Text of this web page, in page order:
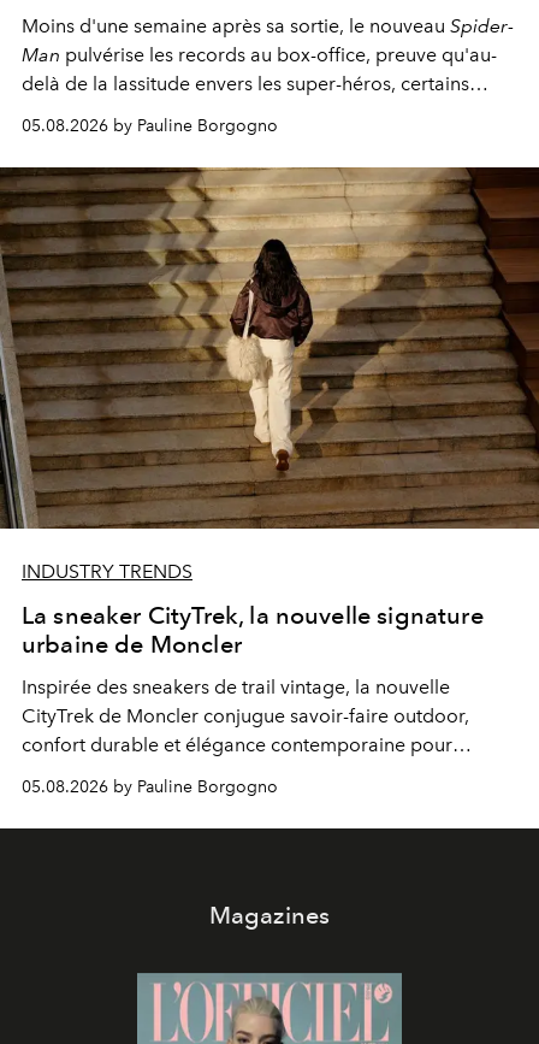
Moins d'une semaine après sa sortie, le nouveau Spider-
Man pulvérise les records au box-office, preuve qu'au-
delà de la lassitude envers les super-héros, certains
personnages continuent de susciter une ferveur intacte.
05.08.2026 by Pauline Borgogno
INDUSTRY TRENDS
La sneaker CityTrek, la nouvelle signature
urbaine de Moncler
Inspirée des sneakers de trail vintage, la nouvelle
CityTrek de Moncler conjugue savoir-faire outdoor,
confort durable et élégance contemporaine pour
accompagner les explorations du quotidien.
05.08.2026 by Pauline Borgogno
Magazines